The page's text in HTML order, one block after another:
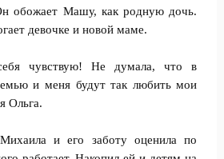
обожает Машу, как родную дочь.
девочке и новой маме.
чувствую! Не думала, что в
и меня будут так любить мои
Ольга.
и его заботу оценила по